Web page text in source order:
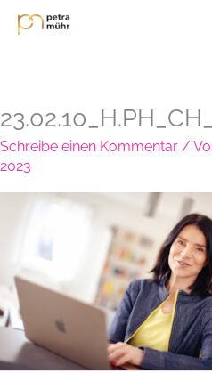
Zum
Inhalt
Schreibe einen Kommentar /
2023